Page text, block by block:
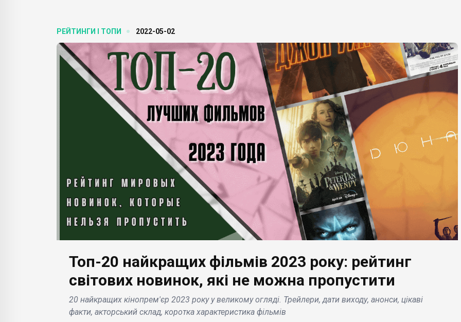
РЕЙТИНГИ І ТОПИ 2022-05-02
Топ-20 найкращих фільмів 2023 року: рейтинг
світових новинок, які не можна пропустити
20 найкращих кінопрем'єр 2023 року у великому огляді. Трейлери, дати виходу, анонси, цікаві
факти, акторський склад, коротка характеристика фільмів
Нова сторінка Google
Labs дозволяє
підписатися на
БІЗНЕС НОВИНИ
Gylt: єдина гра, яка
врятувала честь Google
Stadia, вийде на інших
БІЗНЕС НОВИНИ
Starlink при співпраці з
супутниковим сервісом
T-Mobile анонсують